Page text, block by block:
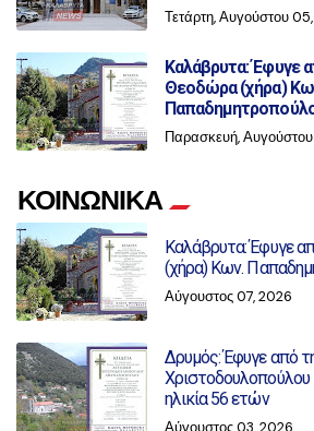
Τετάρτη, Αυγούστου
Καλάβρυτα: Έφυγε
Θεοδώρα (χήρα)
Παρασκευή,
ΚΟΙΝΩΝΙΚΑ
Καλάβρυτα: Έφυγε
(χήρα) Κων.
Αύγουστος 07, 2026
Δρυμός: Έφυγε από
ηλικία 56 ετών
Αύγουστος 03, 2026